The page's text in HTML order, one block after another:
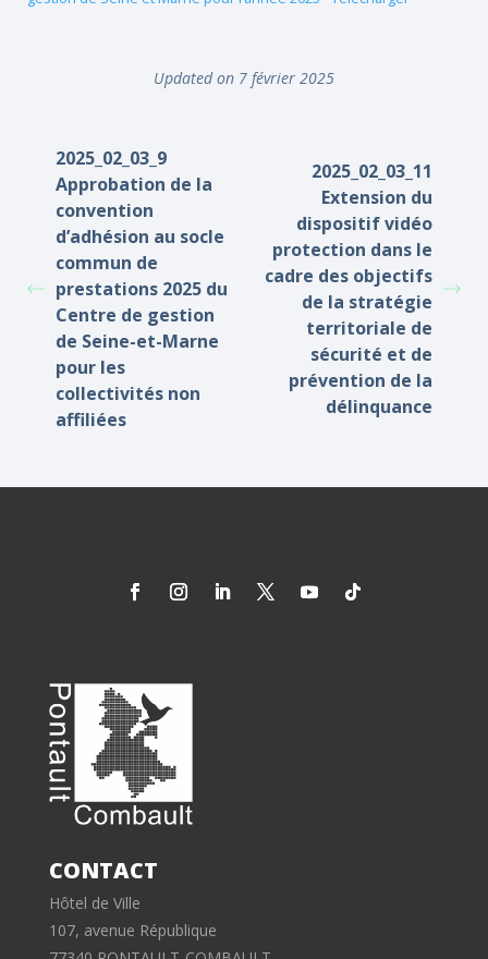
Updated on 7 février 2025
2025_02_03_9
Approbation de la
convention
d’adhésion au socle
commun de
prestations 2025 du
Centre de gestion
de Seine-et-Marne
pour les
collectivités non
affiliées
2025_02_03_11
Extension du
dispositif vidéo
protection dans le
cadre des objectifs
de la stratégie
territoriale de
sécurité et de
prévention de la
délinquance
CONTACT
Hôtel de Ville
107, avenue République